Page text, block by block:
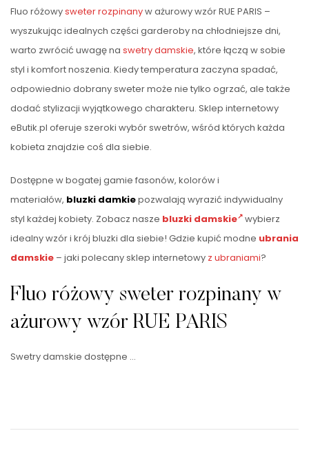
Fluo różowysweter rozpinanyw ażurowy wzór RUE PARIS –
wyszukując idealnych części garderoby na chłodniejsze dni,
warto zwrócić uwagę na swetry damskie, które łączą w sobie
styl i komfort noszenia. Kiedy temperatura zaczyna spadać,
odpowiednio dobrany sweter może nie tylko ogrzać, ale także
dodać stylizacji wyjątkowego charakteru. Sklep internetowy
eButik.pl oferuje szeroki wybór swetrów, wśród których każda
kobieta znajdzie coś dla siebie.
Dostępne w bogatej gamie fasonów, kolorów i
materiałów, bluzki damkiepozwalają wyrazić indywidualny
styl każdej kobiety. Zobacz nasze bluzki damskie wybierz
idealny wzór i krój bluzki dla siebie! Gdzie kupić modne ubrania
damskie – jaki polecany sklep internetowy z ubraniami?
Fluo różowy sweter rozpinany w
ażurowy wzór RUE PARIS
Swetry damskie dostępne …